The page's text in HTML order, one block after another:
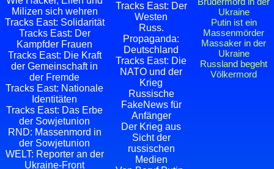
Milizen sich wehren
Tracks East: Solidarität
Tracks East: Der
Kampfder Frauen
Tracks East: Die Kraft
der Gemeinschaft in
der Fremde
Tracks East: Nationale
Identitäten
Tracks East: Das Erbe
der Sowjetunion
RND: Massenmord in
der Sowjetunion
WELT: Reporter an der
Ukraine-Front
Tracks East: Der
Westen
Russ.
Propaganda:
Deutschland
Tracks East: Die
NATO und der
Krieg
Russische
FakeNews für
Anfänger
Der Krieg aus
Sicht der
russischen
Medien
Ukraine
Putin ist ein
Massenmörder
Massaker in der
Ukraine
Russland begeht
Völkermord